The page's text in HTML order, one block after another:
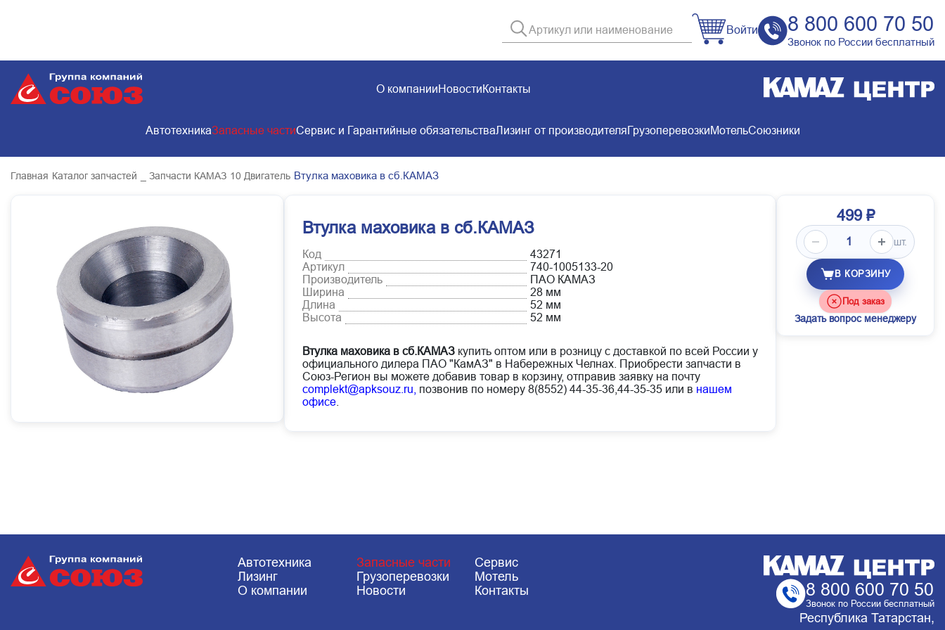
Войти 8 800 600 70 50
Звонок по России бесплатный
О компанииНовостиКонтакты
АвтотехникаЗапасные частиСервис и Гарантийные обязательстваЛизинг от производителяГрузоперевозкиМотельСоюзники
Главная Каталог запчастей _ Запчасти КАМАЗ 10 Двигатель Втулка маховика в сб.КАМАЗ
Втулка маховика в сб.КАМАЗ
Код
43271
Артикул
740-1005133-20
Производитель
ПАО КАМАЗ
Ширина
28 мм
Длина
52 мм
Высота
52 мм
Втулка маховика в сб.КАМАЗ купить оптом или в розницу с доставкой по всей России у
официального дилера ПАО "КамАЗ" в Набережных Челнах. Приобрести запчасти в
Союз-Регион вы можете добавив товар в корзину, отправив заявку на почту
complekt@apksouz.ru, позвонив по номеру 8(8552) 44-35-36,44-35-35 или в нашем
офисе
499 ₽
шт.
В КОРЗИНУ
Под заказ
Задать вопрос менеджеру
Автотехника Запасные части
Сервис
Лизинг
Грузоперевозки
Мотель
О компании
Новости Контакты 8 800 600 70 50
Звонок по России бесплатный
Республика Татарстан,